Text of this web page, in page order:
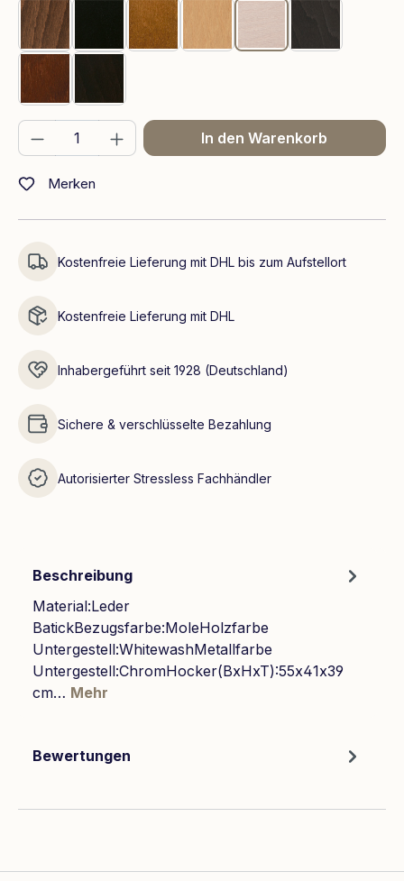
Walnuss SchwarzTeak Eiche
Braun
Produkt Anzahl: Gib den gewünschten
In den Warenkorb
Merken
Kostenfreie Lieferung mit DHL bis zum Aufstellort
Kostenfreie Lieferung mit DHL
Inhabergeführt seit 1928 (Deutschland)
Sichere & verschlüsselte Bezahlung
Autorisierter Stressless Fachhändler
Beschreibung
Material:Leder
BatickBezugsfarbe:MoleHolzfarbe
Untergestell:WhitewashMetallfarbe
Untergestell:ChromHocker(BxHxT):55x41x39
cm… Mehr
Bewertungen